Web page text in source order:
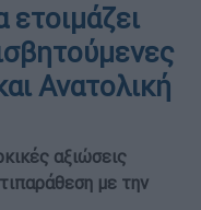
Ανατολική
αξιώσεις
με την